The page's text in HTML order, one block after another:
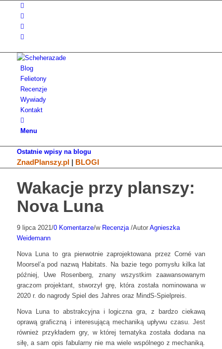
Blog
Felietony
Recenzje
Wywiady
Kontakt
Menu
Ostatnie wpisy na blogu
ZnadPlanszy.pl| BLOGI
Wakacje przy planszy:
Nova Luna
9 lipca 2021/0 Komentarze/w Recenzja /Autor Agnieszka
Weidemann
Nova Luna to gra pierwotnie zaprojektowana przez Corné van
Moorsel’a pod nazwą Habitats. Na bazie tego pomysłu kilka lat
później, Uwe Rosenberg, znany wszystkim zaawansowanym
graczom projektant, stworzył grę, która została nominowana w
2020 r. do nagrody Spiel des Jahres oraz MindS-Spielpreis.
Nova Luna to abstrakcyjna i logiczna gra, z bardzo ciekawą
oprawą graficzną i interesującą mechaniką upływu czasu. Jest
również przykładem gry, w której tematyka została dodana na
siłę, a sam opis fabularny nie ma wiele wspólnego z mechaniką.